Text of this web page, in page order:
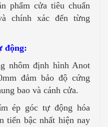
phẩm cửa tiêu chuẩn
chính xác đến từng
động:
nhôm định hình Anot
đảm bảo độ cứng
bao và cánh cửa.
ép góc tự động hóa
tiến bậc nhất hiện nay